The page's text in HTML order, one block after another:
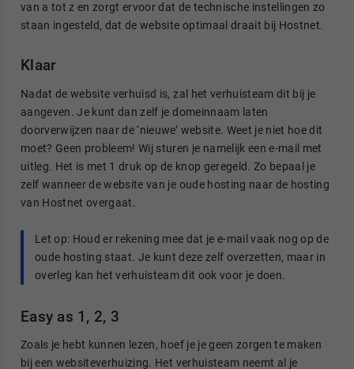
van a tot z en zorgt ervoor dat de technische instellingen zo
staan ingesteld, dat de website optimaal draait bij Hostnet.
Klaar
Nadat de website verhuisd is, zal het verhuisteam dit bij je
aangeven. Je kunt dan zelf je domeinnaam laten
doorverwijzen naar de ‘nieuwe’ website. Weet je niet hoe dit
moet? Geen probleem! Wij sturen je namelijk een e-mail met
uitleg. Het is met 1 druk op de knop geregeld. Zo bepaal je
zelf wanneer de website van je oude hosting naar de hosting
van Hostnet overgaat.
Let op: Houd er rekening mee dat je e-mail vaak nog op de
oude hosting staat. Je kunt deze zelf overzetten, maar in
overleg kan het verhuisteam dit ook voor je doen.
Easy as 1, 2, 3
Zoals je hebt kunnen lezen, hoef je je geen zorgen te maken
bij een websiteverhuizing. Het verhuisteam neemt al je